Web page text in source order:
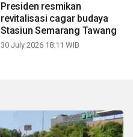
Presiden resmikan
revitalisasi cagar budaya
Stasiun Semarang Tawang
30 July 2026 18:11 WIB